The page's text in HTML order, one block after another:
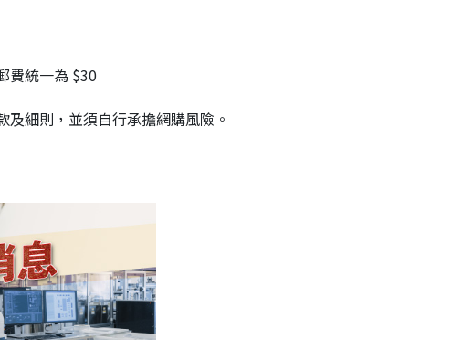
費統一為 $30
細則，並須自行承擔網購風險。